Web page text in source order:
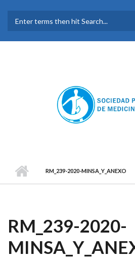
FORMULARIO DE
BÚSQUEDA
RM_239-2020-MINSA_Y_ANEXO
RM_239-2020-